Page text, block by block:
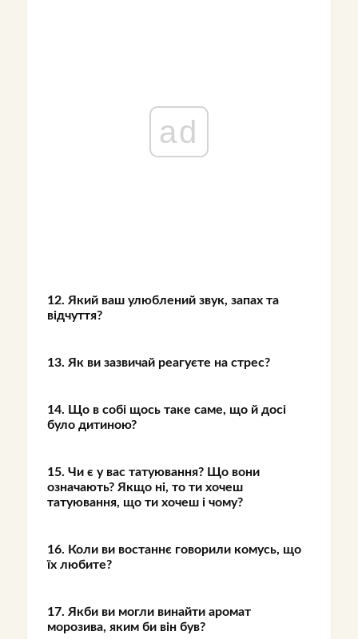
ad
12. Який ваш улюблений звук, запах та
відчуття?
13. Як ви зазвичай реагуєте на стрес?
14. Що в собі щось таке саме, що й досі
було дитиною?
15. Чи є у вас татуювання? Що вони
означають? Якщо ні, то ти хочеш
татуювання, що ти хочеш і чому?
16. Коли ви востаннє говорили комусь, що
їх любите?
17. Якби ви могли винайти аромат
морозива, яким би він був?